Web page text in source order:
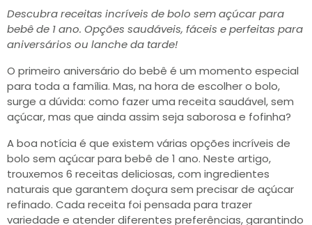
Descubra receitas incríveis de bolo sem açúcar para
bebê de 1 ano. Opções saudáveis, fáceis e perfeitas para
aniversários ou lanche da tarde!
O primeiro aniversário do bebê é um momento especial
para toda a família. Mas, na hora de escolher o bolo,
surge a dúvida: como fazer uma receita saudável, sem
açúcar, mas que ainda assim seja saborosa e fofinha?
A boa notícia é que existem várias opções incríveis de
bolo sem açúcar para bebê de 1 ano. Neste artigo,
trouxemos 6 receitas deliciosas, com ingredientes
naturais que garantem doçura sem precisar de açúcar
refinado. Cada receita foi pensada para trazer
variedade e atender diferentes preferências, garantindo